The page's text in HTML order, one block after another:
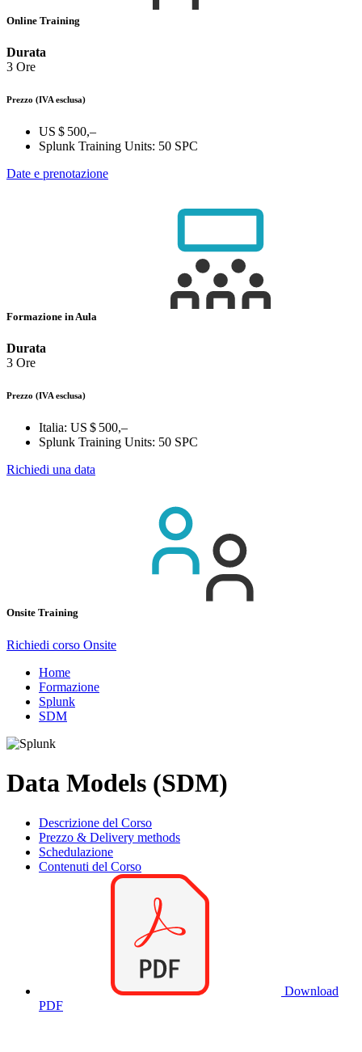
Online Training
Durata
3 Ore
Prezzo (IVA esclusa)
US $ 500,–
Splunk Training Units: 50 SPC
Date e prenotazione
Formazione in Aula
Durata
3 Ore
Prezzo (IVA esclusa)
Italia: US $ 500,–
Splunk Training Units: 50 SPC
Richiedi una data
Onsite Training
Richiedi corso Onsite
Home
Formazione
Splunk
SDM
Data Models (SDM)
Descrizione del Corso
Prezzo & Delivery methods
Schedulazione
Contenuti del Corso
Download
PDF